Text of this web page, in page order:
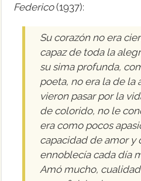
Federico(1937):
Su corazón no era
capaz de toda la
su sima profunda,
poeta, no era la de la
vieron pasar por la
de colorido, no le
era como pocos
capacidad de amor y
ennoblecía cada día
Amó mucho,